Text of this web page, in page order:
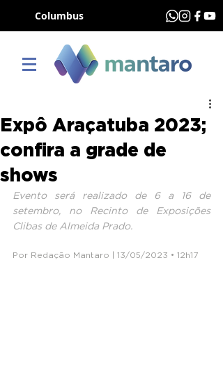
Columbus
Expô Araçatuba 2023;
confira a grade de
shows
Evento será realizado de 6 a 16 de
setembro, no Recinto de Exposições
Clibas de Almeida Prado.
Por Redação Mantaro | 13/05/2023 • 12h17